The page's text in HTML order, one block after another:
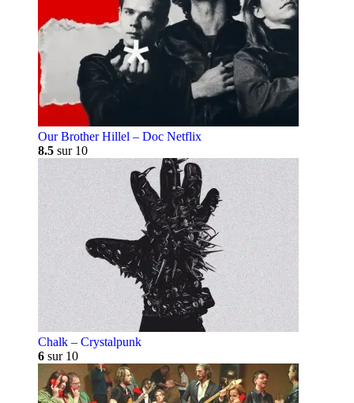
Our Brother Hillel – Doc Netflix
8.5 sur 10
Chalk – Crystalpunk
6 sur 10